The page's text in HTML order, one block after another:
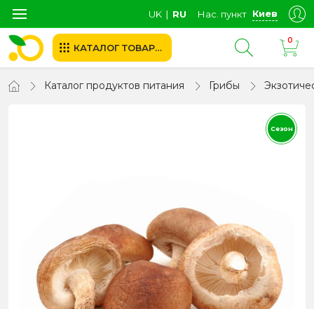
UK ∣ RU Нас. пункт Киев
КАТАЛОГ ТОВАРОВ
0
Каталог продуктов питания Грибы
Сезон